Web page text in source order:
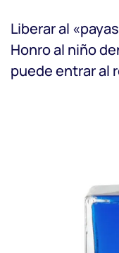
Liberar al
Honro al niño
puede entrar al